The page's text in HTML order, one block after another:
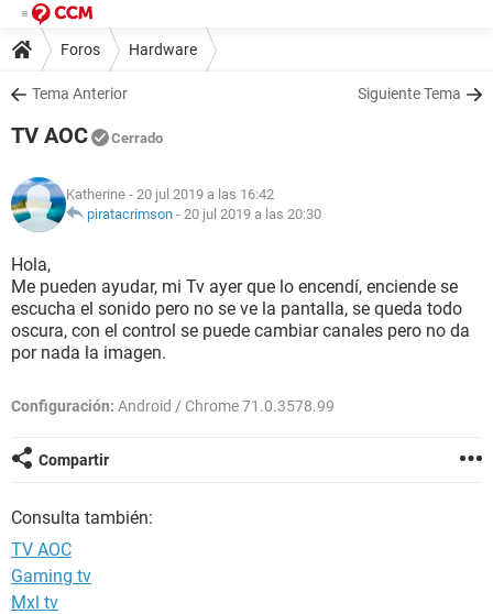
Foros Hardware
Tema Anterior Siguiente Tema
TV AOC Cerrado
Katherine - 20 jul 2019 a las 16:42
piratacrimson - 20 jul 2019 a las 20:30
Hola,
Me pueden ayudar, mi Tv ayer que lo encendí, enciende se
escucha el sonido pero no se ve la pantalla, se queda todo
oscura, con el control se puede cambiar canales pero no da
por nada la imagen.
Configuración: Android / Chrome 71.0.3578.99
Compartir
Consulta también:
TV AOC
Gaming tv
Mxl tv